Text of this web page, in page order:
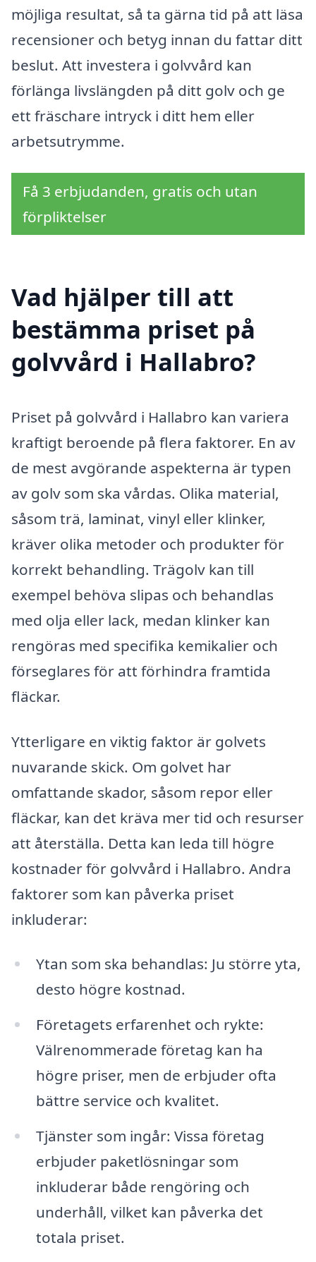
möjliga resultat, så ta gärna tid på att läsa
recensioner och betyg innan du fattar ditt
beslut. Att investera i golvvård kan
förlänga livslängden på ditt golv och ge
ett fräschare intryck i ditt hem eller
arbetsutrymme.
Få 3 erbjudanden, gratis och utan
förpliktelser
Vad hjälper till att
bestämma priset på
golvvård i Hallabro?
Priset på golvvård i Hallabro kan variera
kraftigt beroende på flera faktorer. En av
de mest avgörande aspekterna är typen
av golv som ska vårdas. Olika material,
såsom trä, laminat, vinyl eller klinker,
kräver olika metoder och produkter för
korrekt behandling. Trägolv kan till
exempel behöva slipas och behandlas
med olja eller lack, medan klinker kan
rengöras med specifika kemikalier och
förseglares för att förhindra framtida
fläckar.
Ytterligare en viktig faktor är golvets
nuvarande skick. Om golvet har
omfattande skador, såsom repor eller
fläckar, kan det kräva mer tid och resurser
att återställa. Detta kan leda till högre
kostnader för golvvård i Hallabro. Andra
faktorer som kan påverka priset
inkluderar:
Ytan som ska behandlas: Ju större yta,
desto högre kostnad.
Företagets erfarenhet och rykte:
Välrenommerade företag kan ha
högre priser, men de erbjuder ofta
bättre service och kvalitet.
Tjänster som ingår: Vissa företag
erbjuder paketlösningar som
inkluderar både rengöring och
underhåll, vilket kan påverka det
totala priset.